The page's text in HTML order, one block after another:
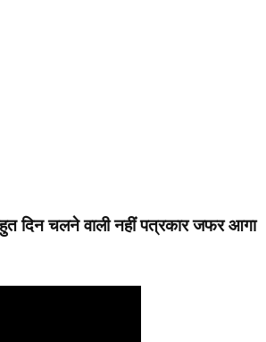
दिन चलने वाली नहीं पत्रकार जफर आगा